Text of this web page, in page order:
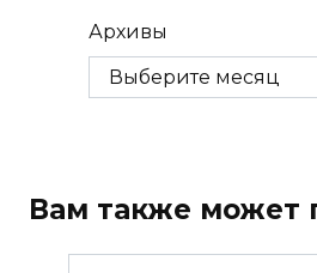
Архивы
Вам также может